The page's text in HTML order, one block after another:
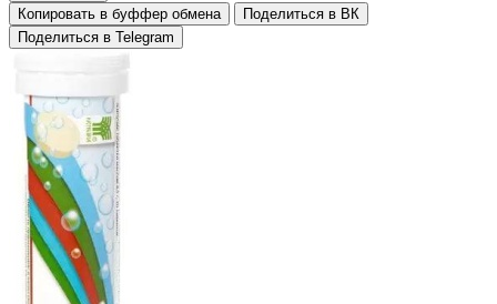
Копировать в буффер обмена
Поделиться в ВК
Поделиться в Telegram